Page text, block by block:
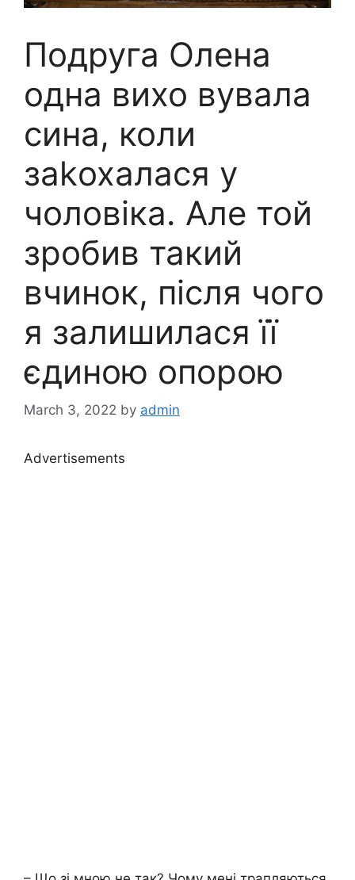
Подруга Олена
одна вихо вувала
сина, коли
заkохалася у
чоловіка. Але той
зробив такий
вчинок, після чого
я залишилася її
єдиною опорою
March 3, 2022 by admin
Advertisements